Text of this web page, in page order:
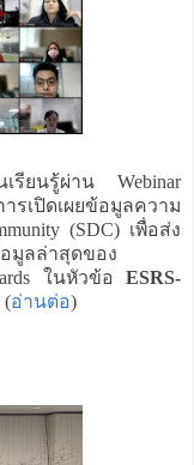
รียนรู้ผ่าน Webinar
รเปิดเผยข้อมูลความ
(SDC) เพื่อส่ง
มูลล่าสุดของ
ในหัวข้อ ESRS-
(อ่านต่อ)